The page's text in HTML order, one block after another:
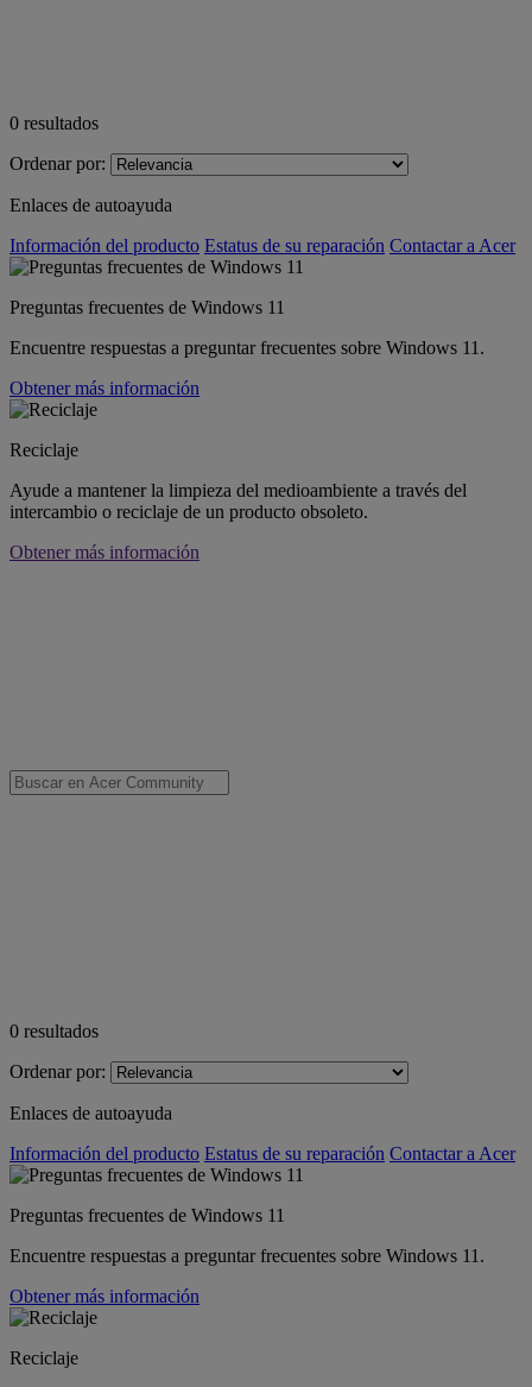
0 resultados
Ordenar por:
Enlaces de autoayuda
Información del producto Estatus de su reparación Contactar a Acer
Preguntas frecuentes de Windows 11
Encuentre respuestas a preguntar frecuentes sobre Windows 11.
Obtener más información
Reciclaje
Ayude a mantener la limpieza del medioambiente a través del
intercambio o reciclaje de un producto obsoleto.
Obtener más información
0 resultados
Ordenar por:
Enlaces de autoayuda
Información del producto Estatus de su reparación Contactar a Acer
Preguntas frecuentes de Windows 11
Encuentre respuestas a preguntar frecuentes sobre Windows 11.
Obtener más información
Reciclaje